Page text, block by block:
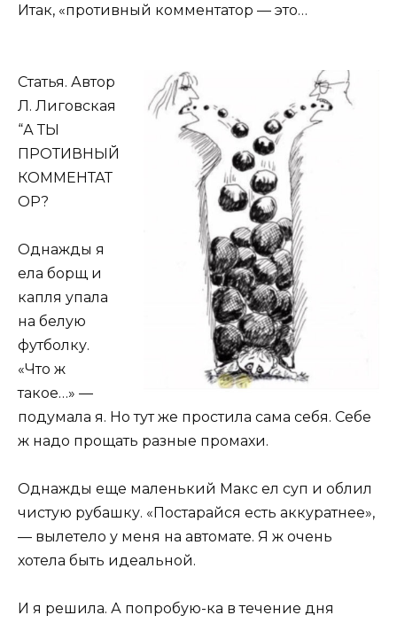
Итак, «противный комментатор — это…
Статья. Автор
Л. Лиговская
“А ТЫ
ПРОТИВНЫЙ
КОММЕНТАТ
ОР?
Однажды я
ела борщ и
капля упала
на белую
футболку.
«Что ж
такое…» —
подумала я. Но тут же простила сама себя. Себе
ж надо прощать разные промахи.
Однажды еще маленький Макс ел суп и облил
чистую рубашку. «Постарайся есть аккуратнее»,
— вылетело у меня на автомате. Я ж очень
хотела быть идеальной.
И я решила. А попробую-ка в течение дня